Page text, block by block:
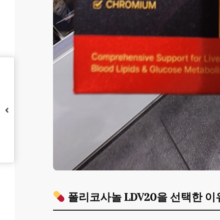
폴리코사놀 LDV20을 선택한 이